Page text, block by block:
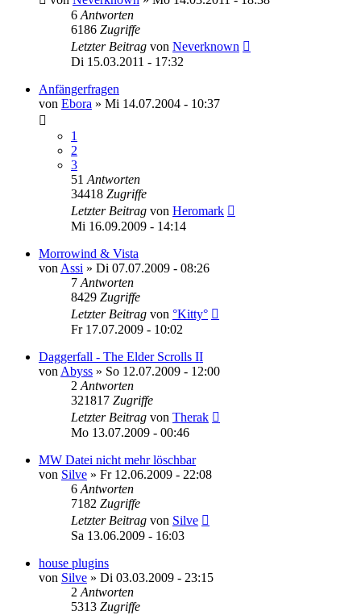
6 Antworten
6186 Zugriffe
Letzter Beitrag von Neverknown
Di 15.03.2011 - 17:32
Anfängerfragen
von Ebora » Mi 14.07.2004 - 10:37
1
2
3
51 Antworten
34418 Zugriffe
Letzter Beitrag von Heromark
Mi 16.09.2009 - 14:14
Morrowind & Vista
von Assi » Di 07.07.2009 - 08:26
7 Antworten
8429 Zugriffe
Letzter Beitrag von °Kitty°
Fr 17.07.2009 - 10:02
Daggerfall - The Elder Scrolls II
von Abyss » So 12.07.2009 - 12:00
2 Antworten
321817 Zugriffe
Letzter Beitrag von Therak
Mo 13.07.2009 - 00:46
MW Datei nicht mehr löschbar
von Silve » Fr 12.06.2009 - 22:08
6 Antworten
7182 Zugriffe
Letzter Beitrag von Silve
Sa 13.06.2009 - 16:03
house plugins
von Silve » Di 03.03.2009 - 23:15
2 Antworten
5313 Zugriffe